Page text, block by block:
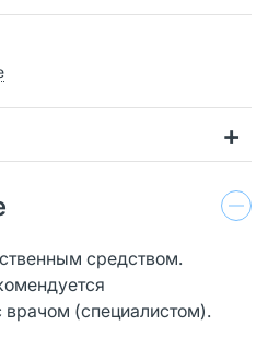
средством.
врачом (специалистом).